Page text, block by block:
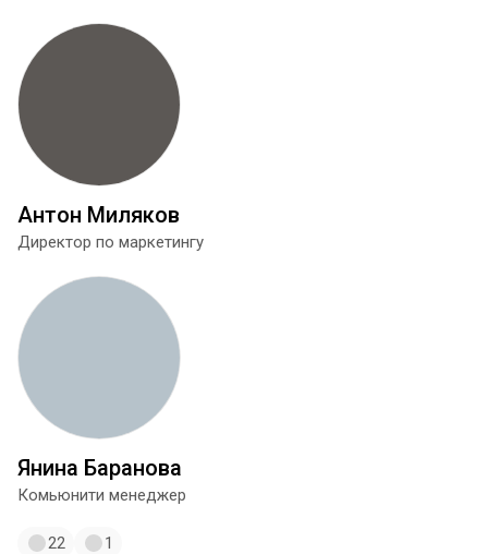
Антон Миляков
Директор по маркетингу
Янина Баранова
Комьюнити менеджер
22 1